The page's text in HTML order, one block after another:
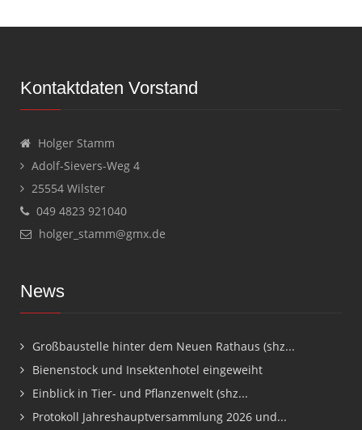
Kontaktdaten Vorstand
Holger Stamm
Adolf-Sievers-Weg 4
25554 Wilster
049 4823 921040
holger_stamm@gmx.de
News
Großbaustelle hinter dem Neuen Rathaus (shz...
Bienenstock und Insektenhotel eingeweiht
Einblick in Tier- und Pflanzenwelt (shz...
Protokoll Jahreshauptversammlung 2026 und...